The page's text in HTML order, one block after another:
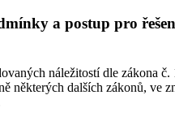
a postup pro
náležitostí dle zákona č.
některých dalších zákonů, ve